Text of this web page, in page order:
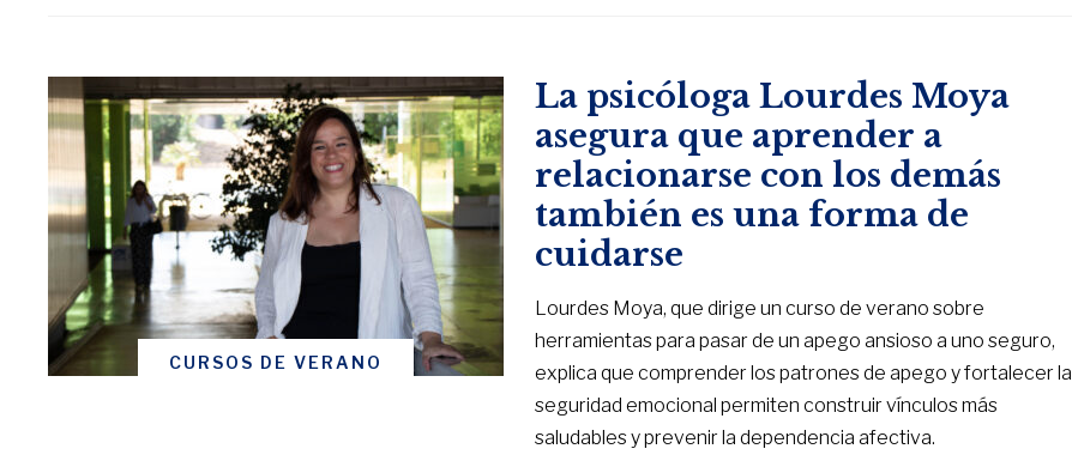
CURSOS DE VERANO
La psicóloga Lourdes Moya
asegura que aprender a
relacionarse con los demás
también es una forma de
cuidarse
Lourdes Moya, que dirige un curso de verano sobre
herramientas para pasar de un apego ansioso a uno seguro,
explica que comprender los patrones de apego y fortalecer la
seguridad emocional permiten construir vínculos más
saludables y prevenir la dependencia afectiva.